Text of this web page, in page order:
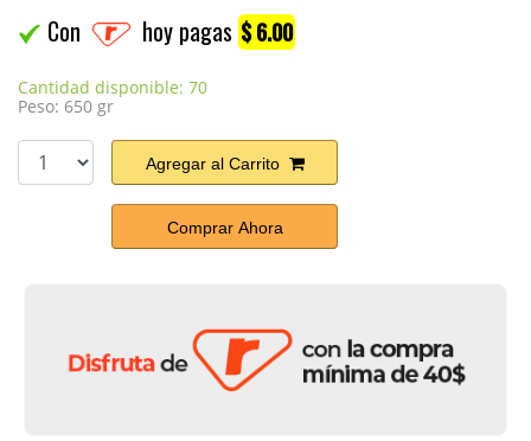
Con hoy pagas $ 6.00
Cantidad disponible: 70
Peso: 650 gr
Agregar al Carrito
Comprar Ahora